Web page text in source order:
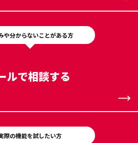
や分からないことがある方
ルで相談する
際の機能を試したい方